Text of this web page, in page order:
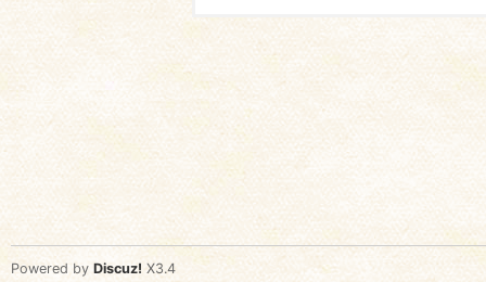
Powered by Discuz! X3.4